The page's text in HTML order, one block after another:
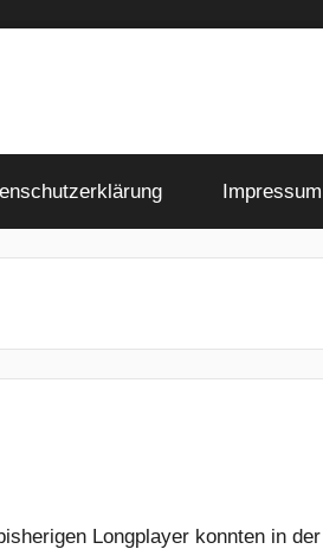
Impressum
Longplayer konnten in der